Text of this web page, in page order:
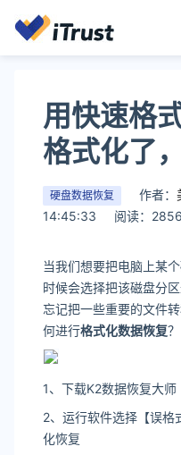
用快速格
格式化了
硬盘数据恢复 作者：
14:45:33
阅读：2856
当我们想要把电脑上某
时候会选择把该磁盘分
忘记把一些重要的文件
何进行格式化数据恢复？
1、下载K2数据恢复大师
2、运行软件选择【误格
化恢复